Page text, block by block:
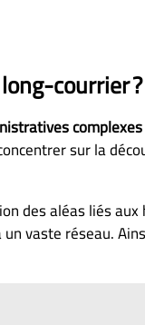
courrier ?
complexes
sur la
des aléas liés
un vaste réseau.